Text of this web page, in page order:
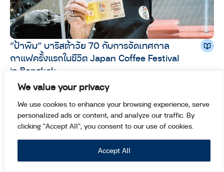
We value your privacy
We use cookies to enhance your browsing experience, serve
personalized ads or content, and analyze our traffic. By
clicking "Accept All", you consent to our use of cookies.
Accept All
“ป้าพิม” บาริสต้าวัย 70 กับการจัดเทศกาล
กาแฟครั้งแรกในชีวิต Japan Coffee Festival
in Bangkok
INSPIRATION